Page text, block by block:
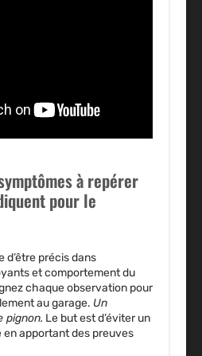
à repérer
pour le
d’être précis dans
et comportement du
chaque observation pour
au garage. Un
pignon. Le but est d’éviter un
apportant des preuves